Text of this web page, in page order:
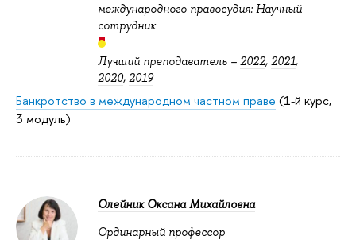
международного правосудия: Научный
сотрудник
Лучший преподаватель – 2022, 2021,
2020, 2019
Банкротство в международном частном праве (1-й курс,
3 модуль)
Олейник Оксана Михайловна
Ординарный профессор